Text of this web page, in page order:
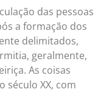
das pessoas
a formação dos
delimitados,
geralmente,
As coisas
XX, com